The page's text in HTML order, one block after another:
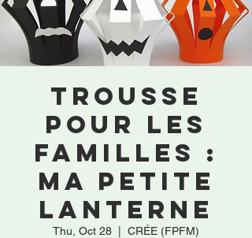
Trousse
pour les
familles :
Ma petite
lanterne
Thu, Oct 28 CRÉE (FPFM)